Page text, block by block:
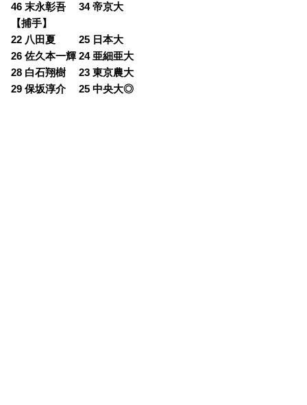
46 末永彰吾 34 帝京大
【捕手】
22 八田夏 25 日本大
26 佐久本一輝 24 亜細亜大
28 白石翔樹 23 東京農大
29 保坂淳介 25 中央大◎